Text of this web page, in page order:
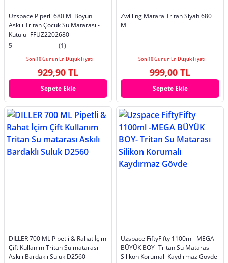
Uzspace Pipetli 680 Ml Boyun
Askılı Tritan Çocuk Su Matarası -
Kutulu- FFUZ2202680
5
(1)
Son 10 Günün En Düşük Fiyatı
929,90 TL
Sepete Ekle
Zwilling Matara Tritan Siyah 680
Ml
Son 10 Günün En Düşük Fiyatı
999,00 TL
Sepete Ekle
DILLER 700 ML Pipetli & Rahat İçim
Çift Kullanım Tritan Su matarası
Askılı Bardaklı Suluk D2560
Uzspace FiftyFifty 1100ml -MEGA
BÜYÜK BOY- Tritan Su Matarası
Silikon Korumalı Kaydırmaz Gövde